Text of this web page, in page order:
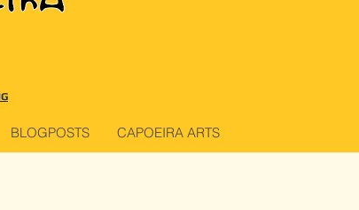
BLOGPOSTS CAPOEIRA ARTS